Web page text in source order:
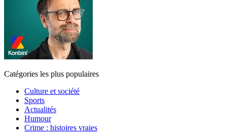
Catégories les plus populaires
Culture et société
Sports
Actualités
Humour
Crime : histoires vraies